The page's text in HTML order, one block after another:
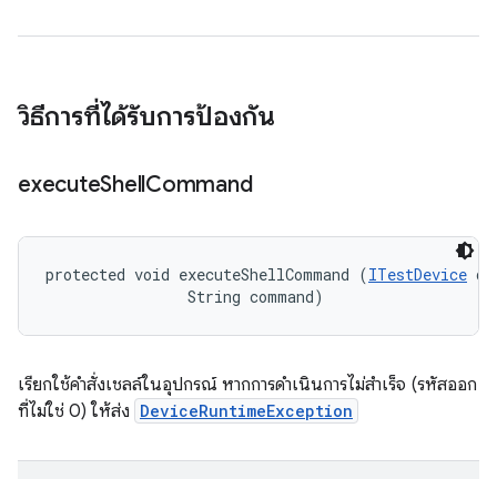
วิธีการที่ได้รับการป้องกัน
executeShellCommand
protected void executeShellCommand (ITestDevice
                String command)
เรียกใช้คำสั่งเชลล์ในอุปกรณ์ หากการดำเนินการไม่สำเร็จ (รหัสออก
ที่ไม่ใช่ 0) ให้ส่ง DeviceRuntimeException